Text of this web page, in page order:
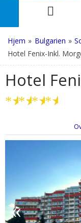
Hjem » Bulgarien »
Hotel Fenix-Inkl.
Hotel
★★★★